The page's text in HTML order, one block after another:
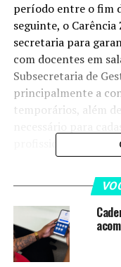
período entre o fim
seguinte, o Carência
secretaria para
com docentes em
Subsecretaria de
principalmente a
temporários, além
Durante o encontro,
Paranaguá destacou
pelo programa e
comum que escolas
meses — cenário que
Carência Zero.